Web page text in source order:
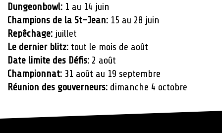
Dungeonbowl: 1 au 14 juin
Champions de la St-Jean: 15 au 28 juin
Repêchage: juillet
Le dernier blitz: tout le mois de août
Date limite des Défis: 2 août
Championnat: 31 août au 19 septembre
Réunion des gouverneurs: dimanche 4 octobre